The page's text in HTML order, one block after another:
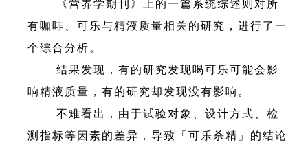
《营养学期刊》上的一篇系统综述则对所
有咖啡、可乐与精液质量相关的研究，进行了一
个综合分析。
结果发现，有的研究发现喝可乐可能会影
响精液质量，有的研究却发现没有影响。
不难看出，由于试验对象、设计方式、检
测指标等因素的差异，导致「可乐杀精」的结论